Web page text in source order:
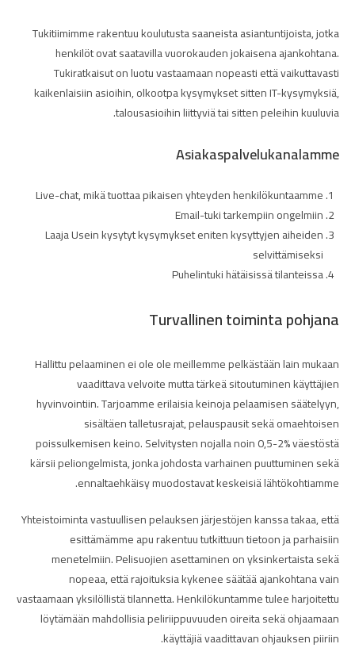
Tukitiimimme rakentuu koulutusta saaneista asiantuntijoista, jotka
henkilöt ovat saatavilla vuorokauden jokaisena ajankohtana.
Tukiratkaisut on luotu vastaamaan nopeasti että vaikuttavasti
kaikenlaisiin asioihin, olkootpa kysymykset sitten IT-kysymyksiä,
talousasioihin liittyviä tai sitten peleihin kuuluvia.
Asiakaspalvelukanalamme
Live-chat, mikä tuottaa pikaisen yhteyden henkilökuntaamme
Email-tuki tarkempiin ongelmiin
Laaja Usein kysytyt kysymykset eniten kysyttyjen aiheiden
selvittämiseksi
Puhelintuki hätäisissä tilanteissa
Turvallinen toiminta pohjana
Hallittu pelaaminen ei ole ole meillemme pelkästään lain mukaan
vaadittava velvoite mutta tärkeä sitoutuminen käyttäjien
hyvinvointiin. Tarjoamme erilaisia keinoja pelaamisen säätelyyn,
sisältäen talletusrajat, pelauspausit sekä omaehtoisen
poissulkemisen keino. Selvitysten nojalla noin 0,5-2% väestöstä
kärsii peliongelmista, jonka johdosta varhainen puuttuminen sekä
ennaltaehkäisy muodostavat keskeisiä lähtökohtiamme.
Yhteistoiminta vastuullisen pelauksen järjestöjen kanssa takaa, että
esittämämme apu rakentuu tutkittuun tietoon ja parhaisiin
menetelmiin. Pelisuojien asettaminen on yksinkertaista sekä
nopeaa, että rajoituksia kykenee säätää ajankohtana vain
vastaamaan yksilöllistä tilannetta. Henkilökuntamme tulee harjoitettu
löytämään mahdollisia peliriippuvuuden oireita sekä ohjaamaan
käyttäjiä vaadittavan ohjauksen piiriin.